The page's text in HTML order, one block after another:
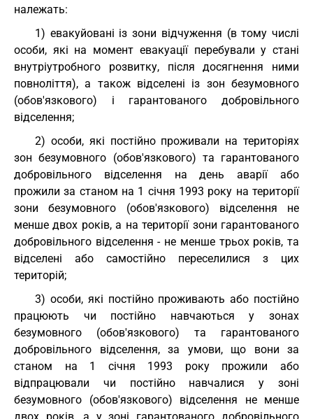
належать:
1) евакуйовані із зони відчуження (в тому числі
особи, які на момент евакуації перебували у стані
внутріутробного розвитку, після досягнення ними
повноліття), а також відселені із зон безумовного
(обов'язкового) і гарантованого добровільного
відселення;
2) особи, які постійно проживали на територіях
зон безумовного (обов'язкового) та гарантованого
добровільного відселення на день аварії або
прожили за станом на 1 січня 1993 року на території
зони безумовного (обов'язкового) відселення не
менше двох років, а на території зони гарантованого
добровільного відселення - не менше трьох років, та
відселені або самостійно переселилися з цих
територій;
3) особи, які постійно проживають або постійно
працюють чи постійно навчаються у зонах
безумовного (обов'язкового) та гарантованого
добровільного відселення, за умови, що вони за
станом на 1 січня 1993 року прожили або
відпрацювали чи постійно навчалися у зоні
безумовного (обов'язкового) відселення не менше